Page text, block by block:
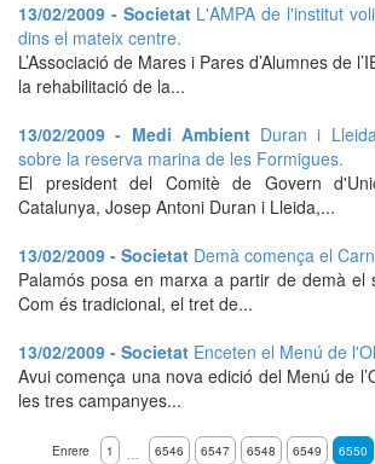
13/02/2009 - Societat L'AMPA de l'institut
dins el mateix centre.
L’Associació de Mares i Pares d’Alumnes de
la rehabilitació de la...
13/02/2009 - Medi Ambient Duran i
sobre la reserva marina de les Formigues.
El president del Comitè de Govern
Catalunya, Josep Antoni Duran i Lleida,...
13/02/2009 - Societat Demà comença el
Palamós posa en marxa a partir de demà el
Com és tradicional, el tret de...
13/02/2009 - Societat Enceten el Menú de
Avui comença una nova edició del Menú de
les tres campanyes...
Enrere 1 … 6546 6547 6548 6549 6550